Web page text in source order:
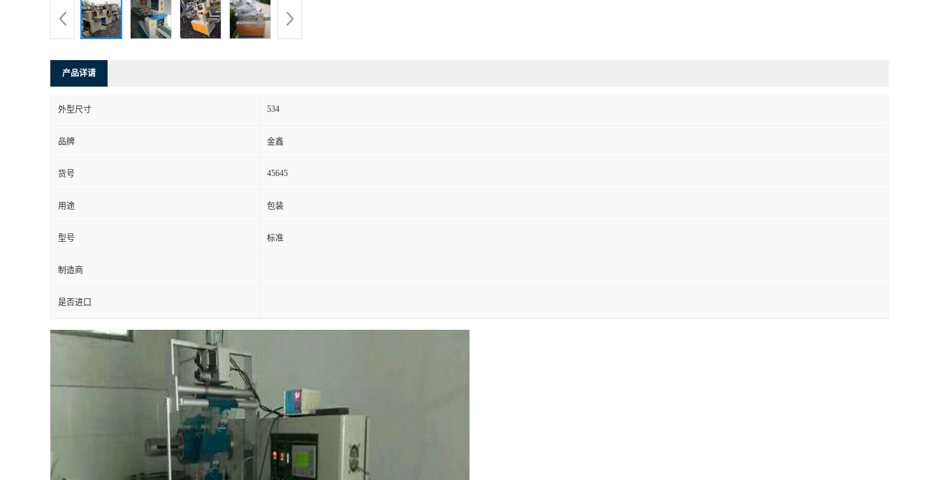
产品详请
外型尺寸 534
品牌 金鑫
货号 45645
用途 包装
型号 标准
制造商
是否进口